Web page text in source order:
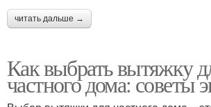
читать дальше →
Как выбрать вытяжку
частного дома: советы